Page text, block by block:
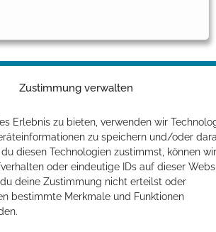
Zustimmung verwalten
Erlebnis zu bieten, verwenden wir
zu speichern und/oder
diesen Technologien zustimmst, können wir
oder eindeutige IDs auf dieser
deine Zustimmung nicht erteilst oder
bestimmte Merkmale und Funktionen